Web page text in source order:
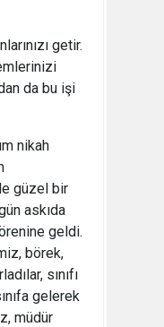
getir.
da bu işi
nikah
güzel bir
askıda
geldi.
börek,
sınıfı
gelerek
müdür